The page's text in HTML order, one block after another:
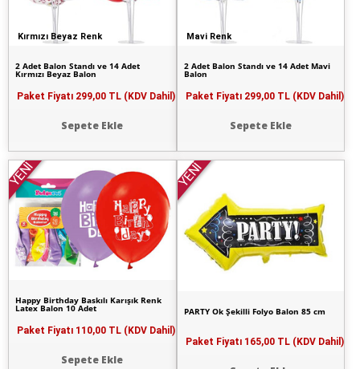
Kırmızı Beyaz Renk
2 Adet Balon Standı ve 14 Adet
Kırmızı Beyaz Balon
Paket Fiyatı 299,00 TL (KDV Dahil)
Sepete Ekle
Mavi Renk
2 Adet Balon Standı ve 14 Adet Mavi
Balon
Paket Fiyatı 299,00 TL (KDV Dahil)
Sepete Ekle
YENİ
Happy Birthday Baskılı Karışık Renk
Latex Balon 10 Adet
Paket Fiyatı 110,00 TL (KDV Dahil)
Sepete Ekle
YENİ
PARTY Ok Şekilli Folyo Balon 85 cm
Paket Fiyatı 165,00 TL (KDV Dahil)